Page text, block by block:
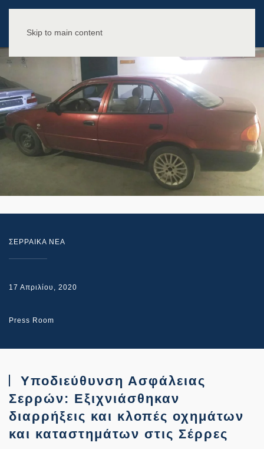
Skip to main content
ΣΕΡΡΑΙΚΑ ΝΕΑ
17 Απριλίου, 2020
Press Room
Υποδιεύθυνση Ασφάλειας
Σερρών: Εξιχνιάσθηκαν
διαρρήξεις και κλοπές οχημάτων
και καταστημάτων στις Σέρρες